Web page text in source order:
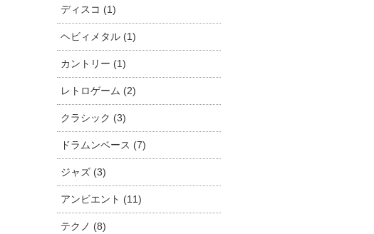
ディスコ (1)
ヘビィメタル (1)
カントリー (1)
レトロゲーム (2)
クラシック (3)
ドラムンベース (7)
ジャズ (3)
アンビエント (11)
テクノ (8)